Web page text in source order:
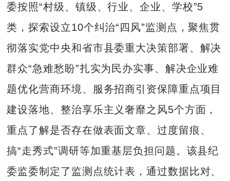
委按照“村级、镇级、行业、企业、学校”5
类，探索设立10个纠治“四风”监测点，聚焦贯
彻落实党中央和省市县委重大决策部署、解决
群众“急难愁盼”扎实为民办实事、解决企业难
题优化营商环境、服务招商引资保障重点项目
建设落地、整治享乐主义奢靡之风5个方面，
重点了解是否存在做表面文章、过度留痕、
搞“走秀式”调研等加重基层负担问题。该县纪
委监委制定了监测点统计表，通过数据比对、